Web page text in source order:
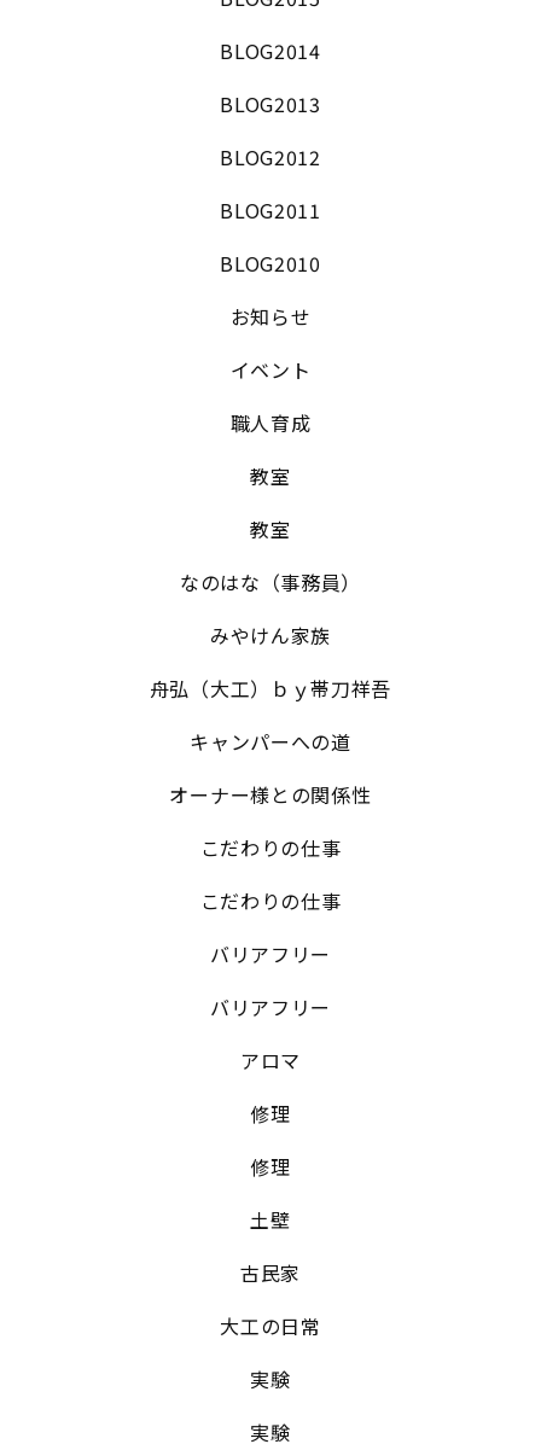
BLOG2014
BLOG2013
BLOG2012
BLOG2011
BLOG2010
お知らせ
イベント
職人育成
教室
教室
なのはな（事務員）
みやけん家族
舟弘（大工）ｂｙ帯刀祥吾
キャンパーへの道
オーナー様との関係性
こだわりの仕事
こだわりの仕事
バリアフリー
バリアフリー
アロマ
修理
修理
土壁
古民家
大工の日常
実験
実験